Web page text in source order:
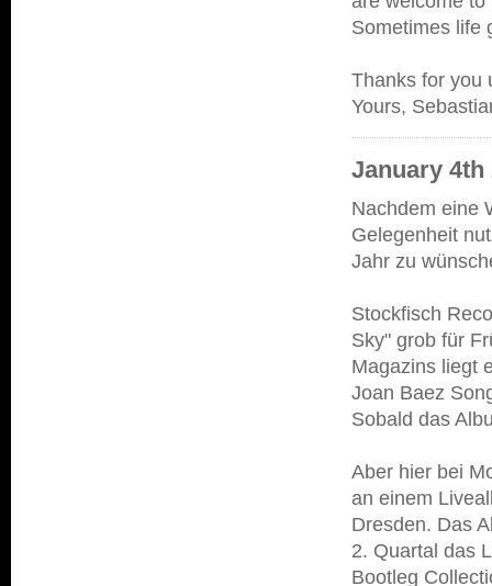
Sometimes life
Thanks for you
Yours,
January 4th
Nachdem eine
Gelegenheit
Jahr zu
Stockfisch
Sky" grob für
Magazins liegt
Joan Baez
Sobald das
Aber hier bei
an einem
Dresden. Das
2. Quartal das
Bootleg